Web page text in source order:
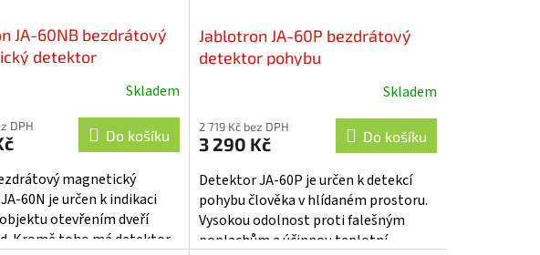
JA-60NB bezdrátový
detektor
Skladem
DPH
Do košíku
magnetický
60N je určen k indikaci
otevřením dveří
Kromě toho má detektor
Jablotron JA-60P bezdrátový
detektor pohybu
produktu
je
3,9
z
5
hvězdiček.
Skladem
2 719 Kč bez DPH
3 290 Kč Do košíku
Detektor JA-60P je určen k detekcí
pohybu člověka v hlídaném prostoru.
Vysokou odolnost proti falešným
poplachům a účinnou teplotní